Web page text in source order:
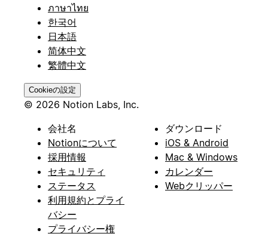
ภาษาไทย
한국어
日本語
简体中文
繁體中文
Cookieの設定
© 2026 Notion Labs, Inc.
会社名
Notionについて
採用情報
セキュリティ
ステータス
利用規約とプライ
バシー
プライバシー権
ダウンロード
iOS & Android
Mac & Windows
カレンダー
Webクリッパー